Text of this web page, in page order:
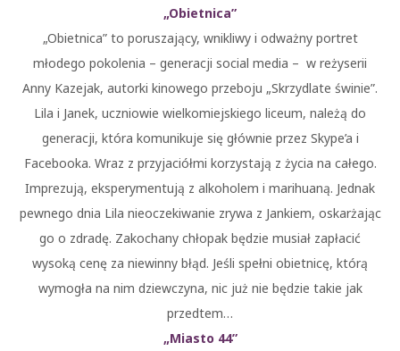
„Obietnica”
„Obietnica” to poruszający, wnikliwy i odważny portret
młodego pokolenia – generacji social media – w reżyserii
Anny Kazejak, autorki kinowego przeboju „Skrzydlate świnie”.
Lila i Janek, uczniowie wielkomiejskiego liceum, należą do
generacji, która komunikuje się głównie przez Skype’a i
Facebooka. Wraz z przyjaciółmi korzystają z życia na całego.
Imprezują, eksperymentują z alkoholem i marihuaną. Jednak
pewnego dnia Lila nieoczekiwanie zrywa z Jankiem, oskarżając
go o zdradę. Zakochany chłopak będzie musiał zapłacić
wysoką cenę za niewinny błąd. Jeśli spełni obietnicę, którą
wymogła na nim dziewczyna, nic już nie będzie takie jak
przedtem…
„Miasto 44”